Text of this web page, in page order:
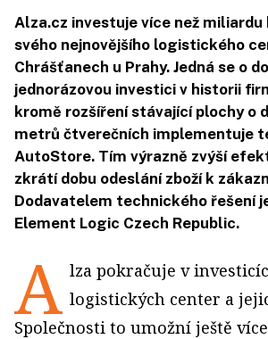
Alza.cz investuje více než miliardu
svého nejnovějšího logistického
Chrášťanech u Prahy. Jedná se o
jednorázovou investici v historii
kromě rozšíření stávající plochy o
metrů čtverečních implementuje
AutoStore. Tím výrazně zvýší
zkrátí dobu odeslání zboží k
Dodavatelem technického řešení
Element Logic Czech Republic.
A lza pokračuje v
logistických center a
Společnosti to umožní ještě